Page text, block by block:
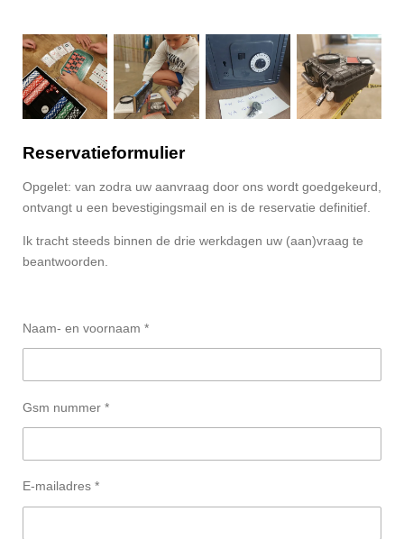
Reservatieformulier
Opgelet: van zodra uw aanvraag door ons wordt goedgekeurd,
ontvangt u een bevestigingsmail en is de reservatie definitief.
Ik tracht steeds binnen de drie werkdagen uw (aan)vraag te
beantwoorden.
Naam- en voornaam *
Gsm nummer *
E-mailadres *